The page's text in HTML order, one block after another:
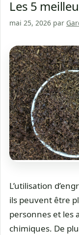
Les 5
mai 25, 2026 par
L’utilisation
ils peuvent être
personnes et les
chimiques. De